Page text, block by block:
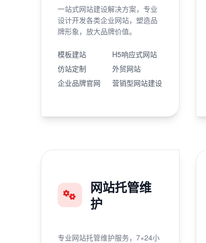
一站式网站建设解决方案，专业
设计开发各类企业网站，塑造品
牌形象，放大品牌价值。
模板建站
H5响应式网站
仿站定制
外贸网站
企业品牌官网
营销型网站建设
网站托管维
护
专业网站托管维护服务，7×24小